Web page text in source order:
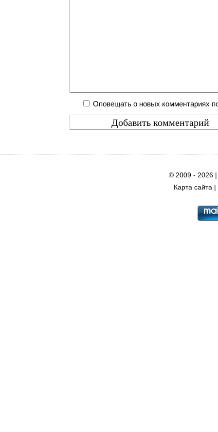
Оповещать о новых комментариях
© 2009 - 2026
Карта сайта